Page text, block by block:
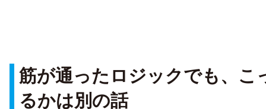
筋が通ったロジックでも、こ
るかは別の話